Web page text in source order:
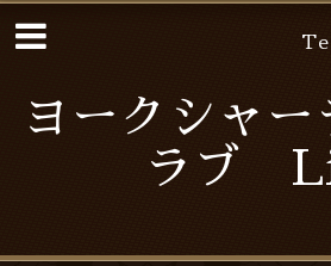
ヨークシャー
ラブ